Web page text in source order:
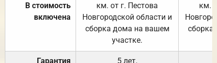
В стоимость
включена
км. от г. Пестова
Новгородской области и
сборка дома на вашем
участке.
км.
Гарантия 5 лет.